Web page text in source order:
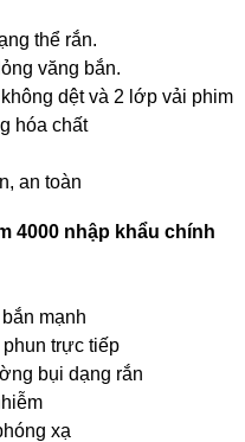
thể rắn.
văng bắn.
dệt và 2 lớp vải phim
hóa chất
an toàn
4000 nhập khẩu chính
mạnh
trực tiếp
bụi dạng rắn
xạ